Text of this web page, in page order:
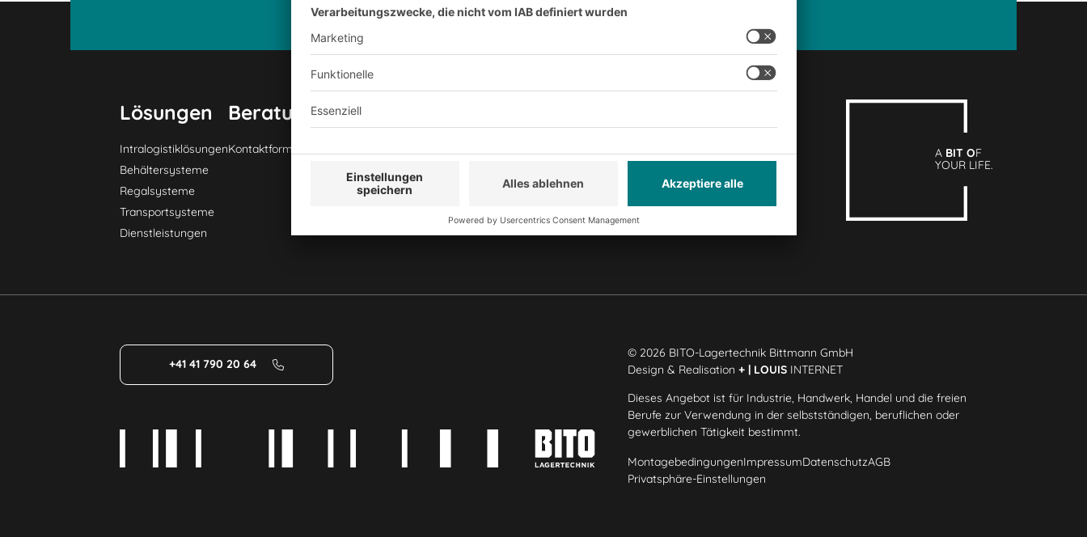
Lösungen
Intralogistiklösungen
Behältersysteme
Regalsysteme
Transportsysteme
Dienstleistungen
Beratung & Service
Kontaktformular
Produktionsstandorte
A BIT OF
YOUR LIFE.
+41 41 790 20 64
© 2026 BITO-Lagertechnik Bittmann GmbH
Design & Realisation+ | LOUIS INTERNET
Dieses Angebot ist für Industrie, Handwerk, Handel und die freien
Berufe zur Verwendung in der selbstständigen, beruflichen oder
gewerblichen Tätigkeit bestimmt.
MontagebedingungenImpressumDatenschutzAGB
Privatsphäre-Einstellungen